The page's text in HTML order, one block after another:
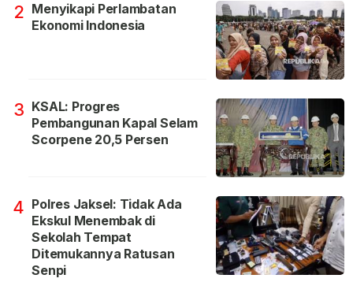
2 Menyikapi Perlambatan
Ekonomi Indonesia
3 KSAL: Progres
Pembangunan Kapal Selam
Scorpene 20,5 Persen
4 Polres Jaksel: Tidak Ada
Ekskul Menembak di
Sekolah Tempat
Ditemukannya Ratusan
Senpi